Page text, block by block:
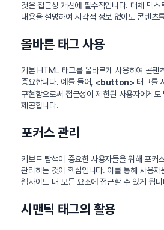
것은 접근성 개선에 필수적입니다. 대체 텍스
내용을 설명하여 시각적 정보 없이도 콘텐츠
올바른 태그 사용
기본 HTML 태그를 올바르게 사용하여 콘텐
중요합니다. 예를 들어, <button> 태그를
구현함으로써 접근성이 제한된 사용자에게도
제공합니다.
포커스 관리
키보드 탐색이 중요한 사용자들을 위해 포커
관리하는 것이 핵심입니다. 이를 통해 사용자
웹사이트 내 모든 요소에 접근할 수 있게 됩니
시맨틱 태그의 활용